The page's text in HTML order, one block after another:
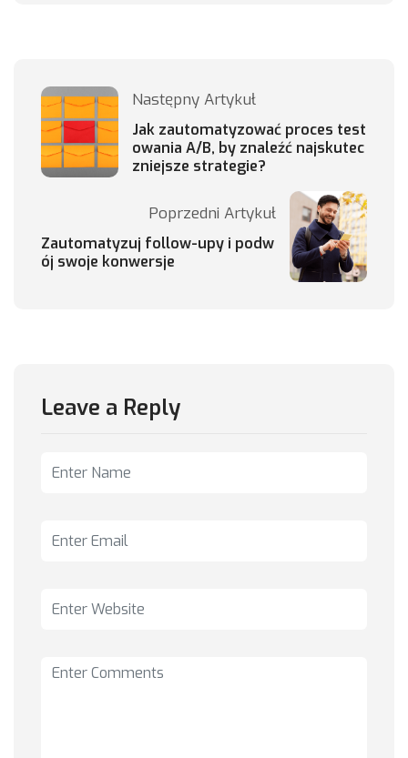
Następny Artykuł
Jak zautomatyzować proces test
owania A/B, by znaleźć najskutec
zniejsze strategie?
Poprzedni Artykuł
Zautomatyzuj follow-upy i podw
ój swoje konwersje
Leave a Reply